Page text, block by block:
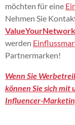
möchten für eine
Nehmen Sie
ValueYourNetwork
werden
Partnermarken!
Wenn Sie
können Sie sich mit
Influencer-